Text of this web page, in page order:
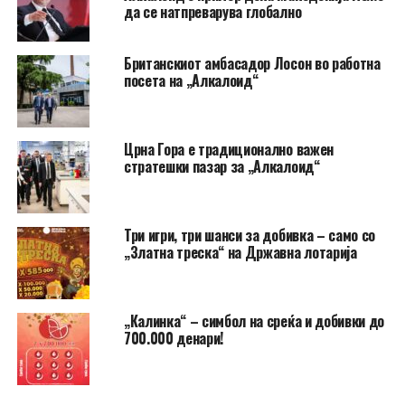
да се натпреварува глобално
Британскиот амбасадор Лосон во работна
посета на „Алкалоид“
Црна Гора e традиционално важен
стратешки пазар за „Алкалоид“
Три игри, три шанси за добивка – само со
„Златна треска“ на Државна лотарија
„Калинка“ – симбол на среќа и добивки до
700.000 денари!